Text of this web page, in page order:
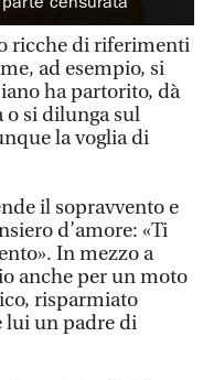
censurata
ricche di riferimenti
ad esempio, si
ha partorito, dà
o si dilunga sul
la voglia di
il sopravvento e
d’amore: «Ti
In mezzo a
anche per un moto
risparmiato
lui un padre di